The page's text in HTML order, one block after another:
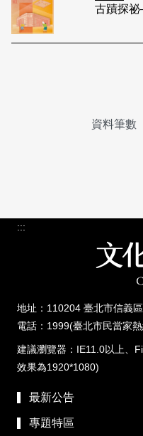
古蹟探
資料筆數
:::
地址：110204 臺北市信義
電話：1999(臺北市民當家
建議瀏覽器：IE11.0以上、
效果為1920*1080)
最新公告
專題特區